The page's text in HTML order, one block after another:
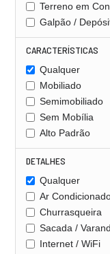
Terreno em
Galpão /
CARACTERÍSTICAS
Qualquer
Mobiliado
Semimobiliado
Sem Mobília
Alto Padrão
DETALHES
Qualquer
Ar
Churrasqueira
Sacada /
Internet / WiFi